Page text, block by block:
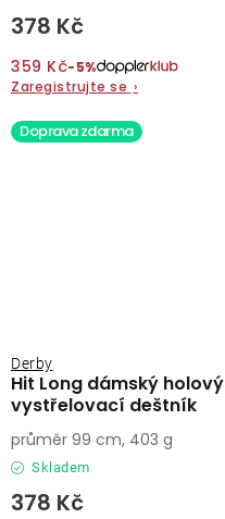
378 Kč
359 Kč−5%
Zaregistrujte se ›
Doprava zdarma
Hit Long dámský holový
vystřelovací deštník
Derby
Skladem
378 Kč
průměr 99 cm, 403 g